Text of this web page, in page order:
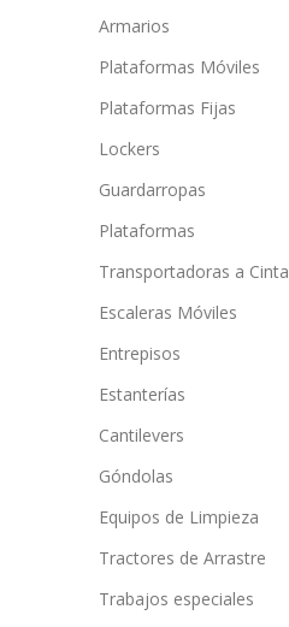
Armarios
Plataformas Móviles
Plataformas Fijas
Lockers
Guardarropas
Plataformas
Transportadoras a Cinta
Escaleras Móviles
Entrepisos
Estanterías
Cantilevers
Góndolas
Equipos de Limpieza
Tractores de Arrastre
Trabajos especiales